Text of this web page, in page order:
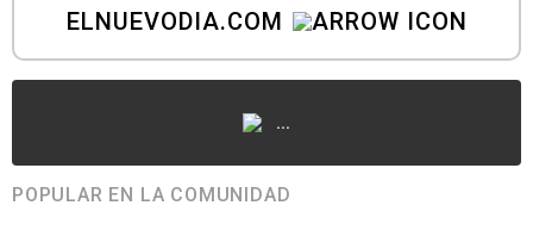
ELNUEVODIA.COM
...
POPULAR EN LA COMUNIDAD